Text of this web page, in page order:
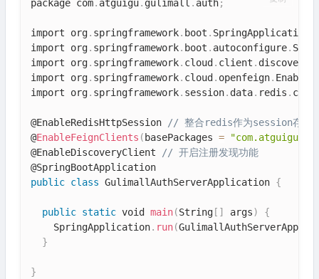
package com. atguigu. gulimall . auth;
import org. springframework. boot . SpringApplication
import org. springframework. boot . autoconfigure.
import org. springframework. cloud . client . discovery
import org. springframework. cloud . openfeign.
import org. springframework. session. data. redis .
@EnableRedisHttpSession // 整合redis作为session存储
@EnableFeignClients ( basePackages =
@EnableDiscoveryClient // 开启注册发现功能
public class GulimallAuthServerApplication {
public static void main(String [ ] args)
{
    SpringApplication
. run(
}
}